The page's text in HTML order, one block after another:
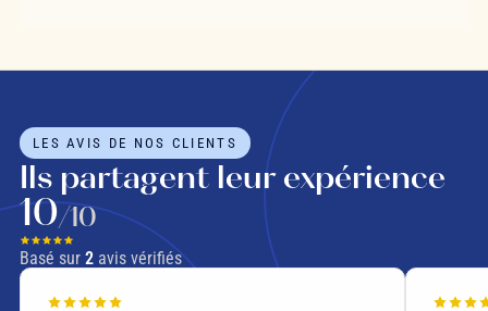
LES AVIS DE NOS CLIENTS
Ils partagent leur expérience
10/10
Basé sur 2avis vérifiés